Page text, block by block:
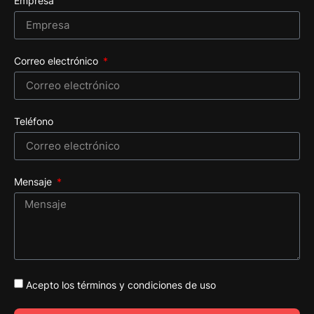
Correo electrónico
Teléfono
Mensaje
Acepto los términos y condiciones de uso